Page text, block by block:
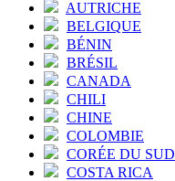
AUTRICHE
BELGIQUE
BÉNIN
BRÉSIL
CANADA
CHILI
CHINE
COLOMBIE
CORÉE DU SUD
COSTA RICA